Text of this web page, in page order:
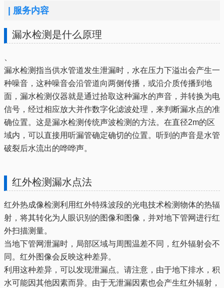
服务内容
漏水检测是什么原理
、
漏水检测指当供水管道发生泄漏时，水在压力下溢出会产生一
种噪音，这种噪音会沿管道向两侧传播，或沿介质传播到地
面，漏水检测仪器就是通过拾取这种漏水的声音，并转换为电
信号，经过相应放大并作数字化滤波处理，来判断漏水点的准
确位置。这是漏水检测传统声波检测的方法。在直径2m的区
域内，可以直接用听漏管确定确切的位置。听到的声音是水管
破裂后水流出的哗哗声。
红外检测漏水点法
红外热成像检测利用红外特殊波段的光电技术检测物体的热辐
射，将其转化为人眼识别的图像和图像，并对地下管网进行红
外扫描测量。
当地下管网泄漏时，局部区域与周围温差不同，红外辐射会不
同。红外图像会反映这种差异。
利用这种差异，可以发现泄漏点。请注意，由于地下排水，积
水可能因其他因素而异。由于无泄漏因素也会产生红外辐射，